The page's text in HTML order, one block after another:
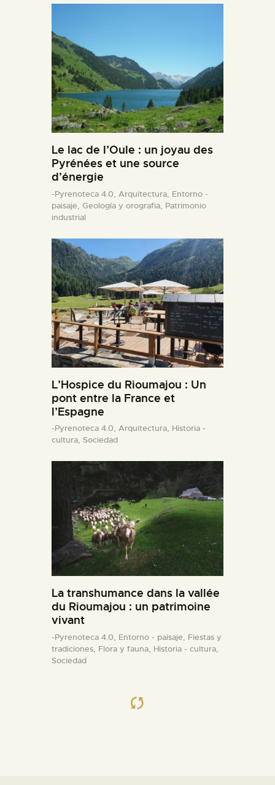
Le lac de l’Oule : un joyau des
Pyrénées et une source
d’énergie
-Pyrenoteca 4.0, Arquitectura, Entorno -
paisaje, Geología y orografia, Patrimonio
industrial
L’Hospice du Rioumajou : Un
pont entre la France et
l’Espagne
-Pyrenoteca 4.0, Arquitectura, Historia -
cultura, Sociedad
La transhumance dans la vallée
du Rioumajou : un patrimoine
vivant
-Pyrenoteca 4.0, Entorno - paisaje, Fiestas y
tradiciones, Flora y fauna, Historia - cultura,
Sociedad